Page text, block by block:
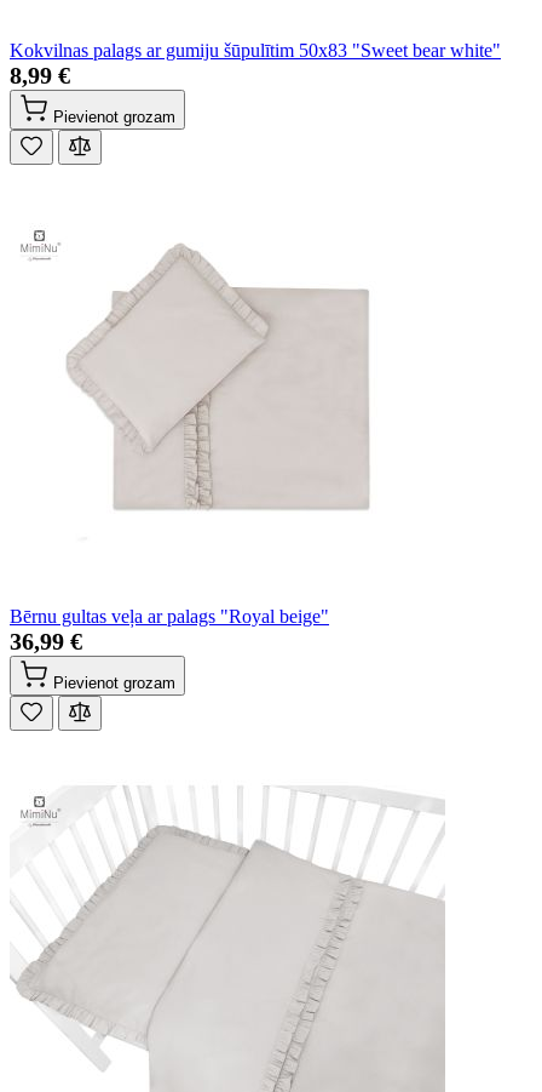
Kokvilnas palags ar gumiju šūpulītim 50x83 "Sweet bear white"
8,99 €
Pievienot grozam
Bērnu gultas veļa ar palags "Royal beige"
36,99 €
Pievienot grozam